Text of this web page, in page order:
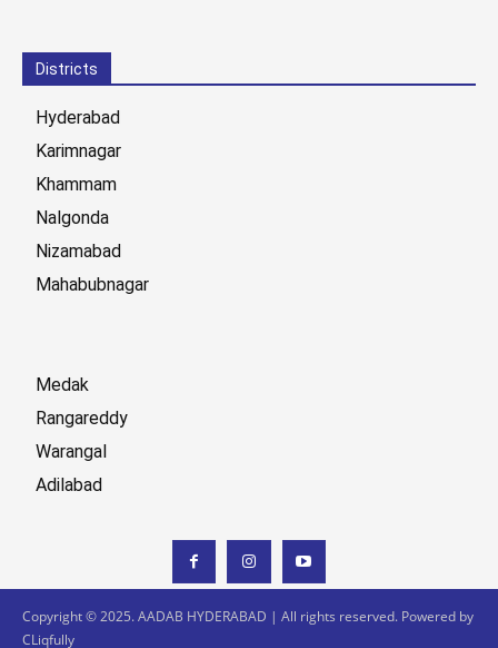
Districts
Hyderabad
Karimnagar
Khammam
Nalgonda
Nizamabad
Mahabubnagar
Medak
Rangareddy
Warangal
Adilabad
Copyright © 2025. AADAB HYDERABAD | All rights reserved. Powered by
CLiqfully